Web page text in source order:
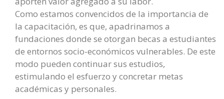
Como estamos convencidos de la importancia de
la capacitación, es que, apadrinamos a
fundaciones donde se otorgan becas a estudiantes
de entornos socio-económicos vulnerables. De este
modo pueden continuar sus estudios,
estimulando el esfuerzo y concretar metas
académicas y personales.